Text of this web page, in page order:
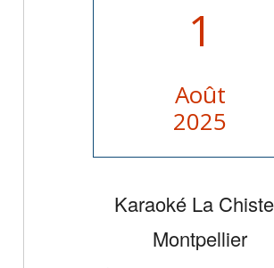
1
Août
2025
Karaoké La
Montpellier